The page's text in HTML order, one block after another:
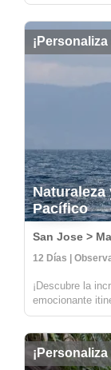
la parte alta del
comunidad de
Naturaleza
Pacífico
12 Días |
¡Descubre la
emocionante
nacionales más
oportunidad de